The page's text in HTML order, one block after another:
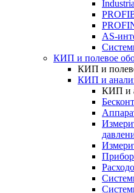
AS-
КИП и полевое
КИП и
КИП и
КИП и